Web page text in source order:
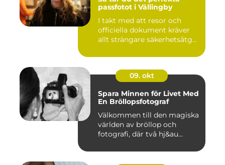
passfotot i Vällingby
I takt med att resor och
officiella dokument kräver
allt strängare säkerhetsåtg...
09. okt
Spara Minnen för Livet Med
En Bröllopsfotograf
Välkommen till den magiska
världen av bröllop och
fotografi, där två hj&au...